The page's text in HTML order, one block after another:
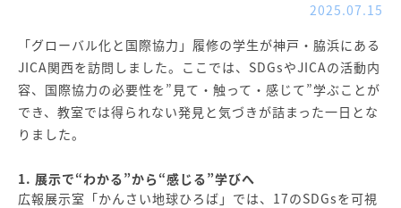
2025.07.15
「グローバル化と国際協力」履修の学生が神戸・脇浜にある
JICA関西を訪問しました。ここでは、SDGsやJICAの活動内
容、国際協力の必要性を”見て・触って・感じて”学ぶことが
でき、教室では得られない発見と気づきが詰まった一日とな
りました。
1. 展示で“わかる”から“感じる”学びへ
広報展示室「かんさい地球ひろば」では、17のSDGsを可視